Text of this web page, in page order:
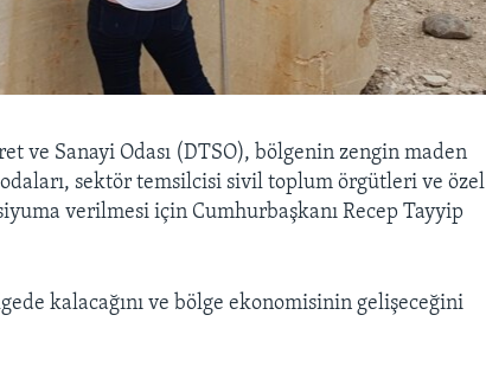
ve Sanayi Odası (DTSO), bölgenin zengin maden
sektör temsilcisi sivil toplum örgütleri ve özel
verilmesi için Cumhurbaşkanı Recep Tayyip
kalacağını ve bölge ekonomisinin gelişeceğini